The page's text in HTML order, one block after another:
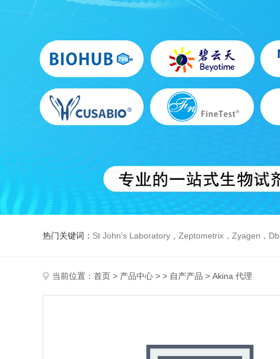
热门关键词： St John's Laboratory，Zeptometrix，Zyagen，Dbiosys ，Fn-Test武汉菲恩，
当前位置： 首页 > 产品中心 > > 自产产品 > Akina 代理